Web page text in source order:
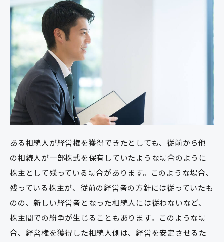
ある相続人が経営権を獲得できたとしても、従前から他
の相続人が一部株式を保有していたような場合のように
株主として残っている場合があります。このような場合、
残っている株主が、従前の経営者の方針には従っていたも
のの、新しい経営者となった相続人には従わないなど、
株主間での紛争が生じることもあります。このような場
合、経営権を獲得した相続人側は、経営を安定させるた